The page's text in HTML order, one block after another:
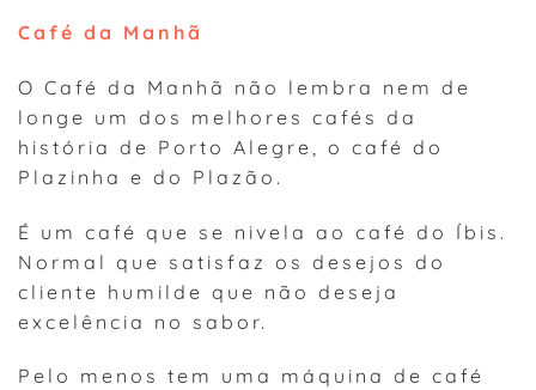
Café da Manhã
O Café da Manhã não lembra nem de
longe um dos melhores cafés da
história de Porto Alegre, o café do
Plazinha e do Plazão.
É um café que se nivela ao café do Íbis.
Normal que satisfaz os desejos do
cliente humilde que não deseja
excelência no sabor.
Pelo menos tem uma máquina de café